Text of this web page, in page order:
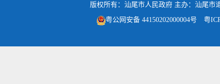
版权所有：汕尾市人民政府 主办：汕尾市
粤公网安备 44150202000004号 粤